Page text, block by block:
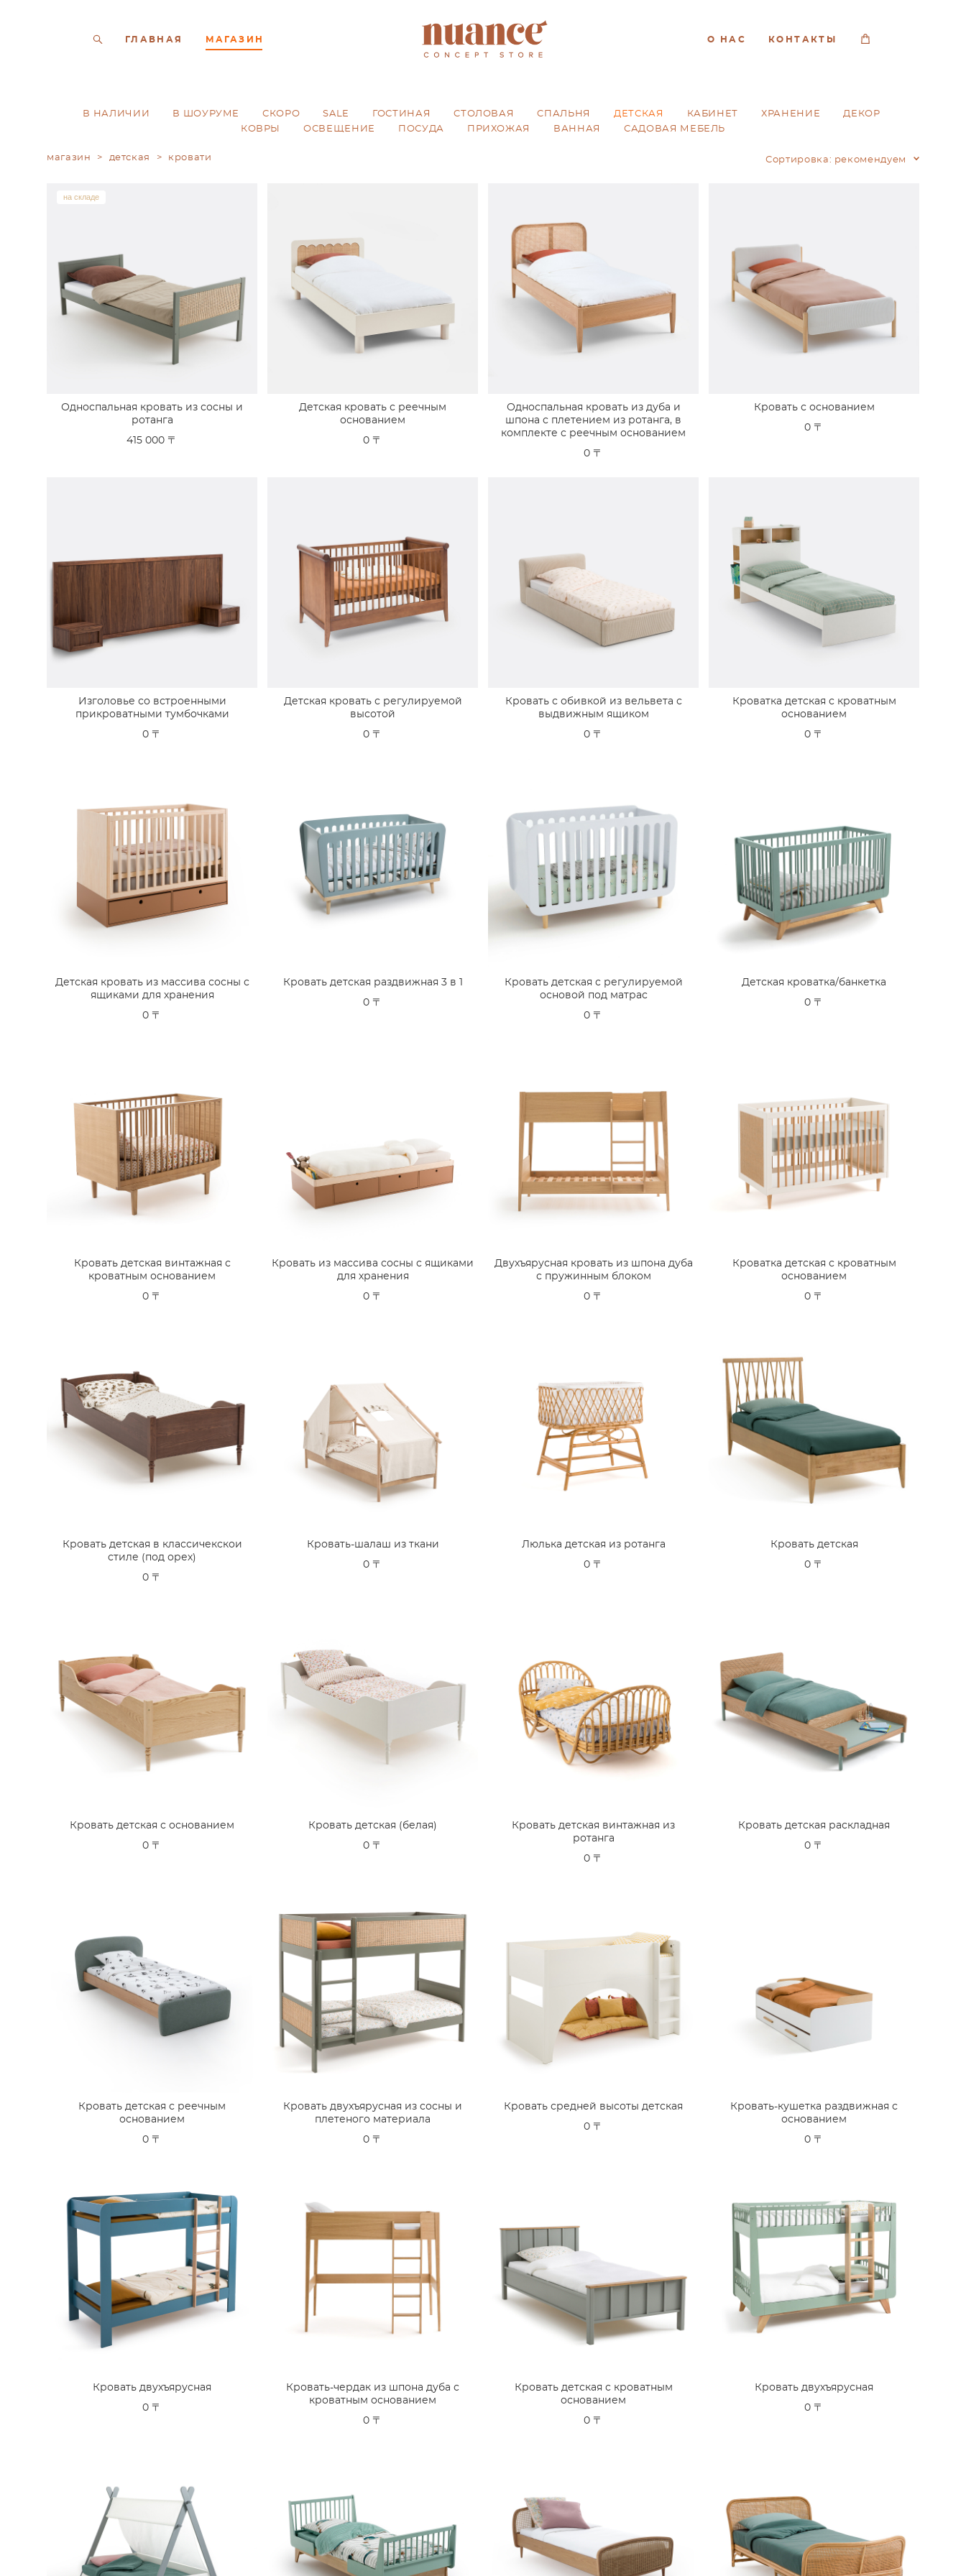
ГЛАВНАЯ МАГАЗИН О НАС КОНТАКТЫ
В НАЛИЧИИ В ШОУРУМЕ СКОРО SALE ГОСТИНАЯ CТОЛОВАЯ CПАЛЬНЯ ДЕТСКАЯ КАБИНЕТ ХРАНЕНИЕ
ДЕКОР
КОВРЫ
ОСВЕЩЕНИЕ ПОСУДА ПРИХОЖАЯ ВАННАЯ САДОВАЯ МЕБЕЛЬ
магазин > детская > кровати Сортировка: рекомендуем
на складе
Односпальная кровать из сосны и
ротанга
415 000 〒
Детская кровать с реечным
основанием
0 〒
Односпальная кровать из дуба и
шпона с плетением из ротанга, в
комплекте с реечным основанием
0 〒
Кровать с основанием
0 〒
Изголовье со встроенными
прикроватными тумбочками
0 〒
Детская кровать с регулируемой
высотой
0 〒
Кровать с обивкой из вельвета с
выдвижным ящиком
0 〒
Кроватка детская с кроватным
основанием
0 〒
Детская кровать из массива сосны с
ящиками для хранения
0 〒
Кровать детская раздвижная 3 в 1
0 〒
Кровать детская с регулируемой
основой под матрас
0 〒
Детская кроватка/банкетка
0 〒
Кровать детская винтажная с
кроватным основанием
0 〒
Кровать из массива сосны с ящиками
для хранения
0 〒
Двухъярусная кровать из шпона дуба
с пружинным блоком
0 〒
Кроватка детская с кроватным
основанием
0 〒
Кровать детская в классичекскои
стиле (под орех)
0 〒
Кровать-шалаш из ткани
0 〒
Люлька детская из ротанга
0 〒
Кровать детская
0 〒
Кровать детская с основанием
0 〒
Кровать детская (белая)
0 〒
Кровать детская винтажная из
ротанга
0 〒
Кровать детская раскладная
0 〒
Кровать детская с реечным
основанием
0 〒
Кровать двухъярусная из сосны и
плетеного материала
0 〒
Кровать средней высоты детская
0 〒
Кровать-кушетка раздвижная с
основанием
0 〒
Кровать двухъярусная
0 〒
Кровать-чердак из шпона дуба с
кроватным основанием
0 〒
Кровать детская с кроватным
основанием
0 〒
Кровать двухъярусная
0 〒